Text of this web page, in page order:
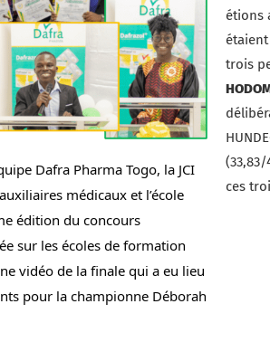
Dafra Pharma Togo, la JCI
médicaux et l’école
nationale des sages-femmes ont organisé la 3ème édition du concours
sur les écoles de formation
vidéo de la finale qui a eu lieu
pour la championne Déborah
étions
trois
ces